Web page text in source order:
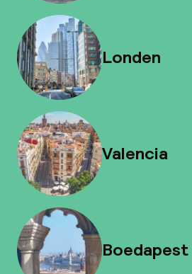
Londen
Valencia
Boedapest